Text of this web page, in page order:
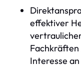
effektiver
Fachkräften
Interesse